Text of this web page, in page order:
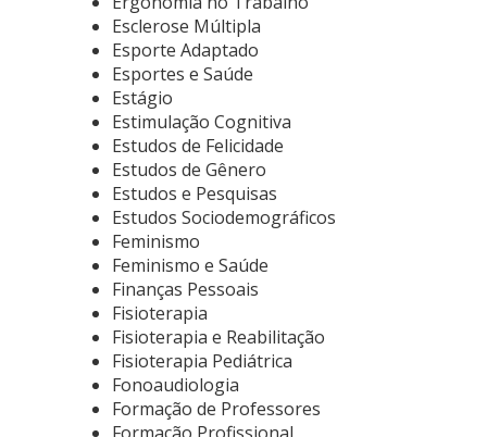
Esclerose Múltipla
Esporte Adaptado
Esportes e Saúde
Estágio
Estimulação Cognitiva
Estudos de Felicidade
Estudos de Gênero
Estudos e Pesquisas
Estudos Sociodemográficos
Feminismo
Feminismo e Saúde
Finanças Pessoais
Fisioterapia
Fisioterapia e Reabilitação
Fisioterapia Pediátrica
Fonoaudiologia
Formação de Professores